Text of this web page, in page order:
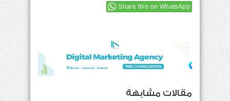
Share this on WhatsApp
مقالات مشابهة